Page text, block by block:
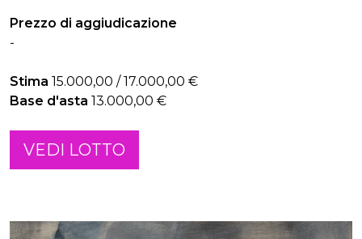
Prezzo di aggiudicazione
-
Stima 15.000,00 / 17.000,00 €
Base d'asta 13.000,00 €
VEDI LOTTO